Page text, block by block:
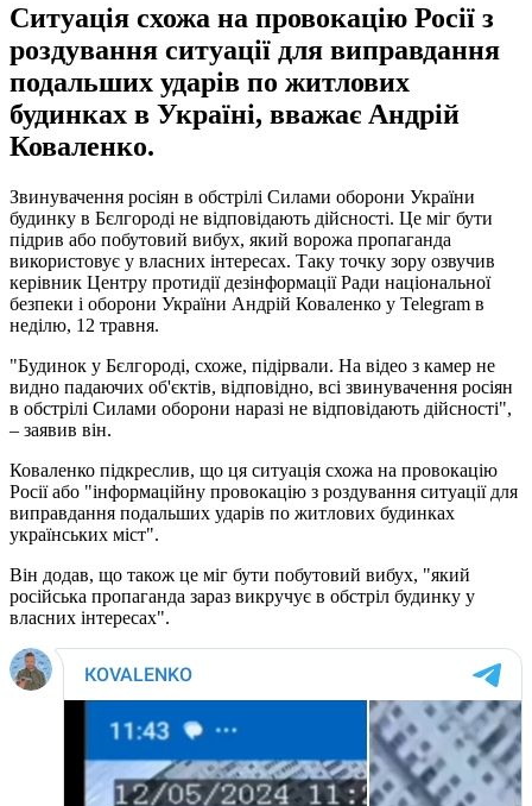
Ситуація схожа на провокацію Росії з
роздування ситуації для виправдання
подальших ударів по житлових
будинках в Україні, вважає Андрій
Коваленко.
Звинувачення росіян в обстрілі Силами оборони України
будинку в Бєлгороді не відповідають дійсності. Це міг бути
підрив або побутовий вибух, який ворожа пропаганда
використовує у власних інтересах. Таку точку зору озвучив
керівник Центру протидії дезінформації Ради національної
безпеки і оборони України Андрій Коваленко у Telegram в
неділю, 12 травня.
"Будинок у Бєлгороді, схоже, підірвали. На відео з камер не
видно падаючих об'єктів, відповідно, всі звинувачення росіян
в обстрілі Силами оборони наразі не відповідають дійсності",
– заявив він.
Коваленко підкреслив, що ця ситуація схожа на провокацію
Росії або "інформаційну провокацію з роздування ситуації для
виправдання подальших ударів по житлових будинках
українських міст".
Він додав, що також це міг бути побутовий вибух, "який
російська пропаганда зараз викручує в обстріл будинку у
власних інтересах".